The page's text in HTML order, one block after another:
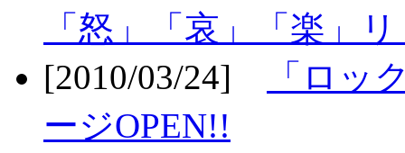
「怒」「哀」「楽」
[2010/03/24]
「ロッ
ージOPEN!!